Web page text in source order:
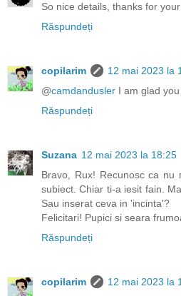
So nice details, thanks for your
Răspundeți
copilarim
12 mai 2023 la
@camdandusler I am glad
Răspundeți
Suzana 12 mai 2023 la 18:25
Bravo, Rux! Recunosc ca
subiect. Chiar ti-a iesit fain.
Sau inserat ceva in 'incinta'?
Felicitari! Pupici si seara
Răspundeți
copilarim
12 mai 2023 la